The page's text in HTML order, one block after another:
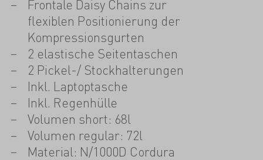
Frontale Daisy Chains zur
flexiblen Positionierung der
Kompressionsgurten
2 elastische Seitentaschen
2 Pickel-/ Stockhalterungen
Inkl. Laptoptasche
Inkl. Regenhülle
Volumen short: 68l
Volumen regular: 72l
Material: N/1000D Cordura